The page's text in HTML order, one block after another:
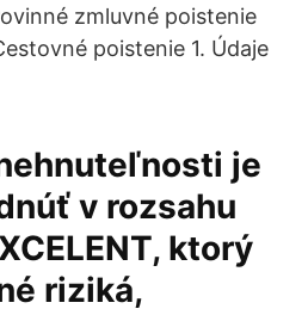
zmluvné poistenie
poistenie 1. Údaje
je
v rozsahu
ktorý
riziká,